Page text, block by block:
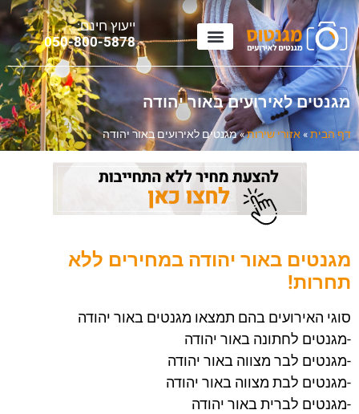
ייעוץ חינם:
050-800-5878
מגנטים לאירועים באור יהודה
דף הבית»אזורי שירות»מגנטים לאירועים באור יהודה
מגנטים באור יהודה במחירים ללא
תחרות!
סוגי האירועים בהם תמצאו מגנטים באור יהודה
-מגנטים לחתונה באור יהודה
-מגנטים לבר מצווה באור יהודה
-מגנטים לבת מצווה באור יהודה
-מגנטים לברית באור יהודה